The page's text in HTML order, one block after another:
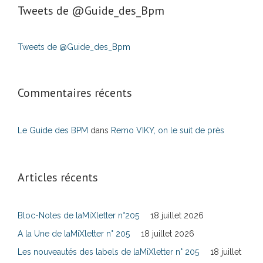
Tweets de ‎@Guide_des_Bpm
Tweets de @Guide_des_Bpm
Commentaires récents
Le Guide des BPM dans Remo VIKY, on le suit de près
Articles récents
Bloc-Notes de laMiXletter n°205
18 juillet 2026
A la Une de laMiXletter n° 205
18 juillet 2026
Les nouveautés des labels de laMiXletter n° 205
18 juillet